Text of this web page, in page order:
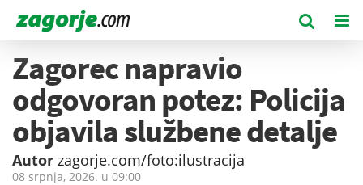
Zagorec napravio
odgovoran potez: Policija
objavila službene detalje
Autor zagorje.com/foto:ilustracija
08 srpnja, 2026. u 09:00